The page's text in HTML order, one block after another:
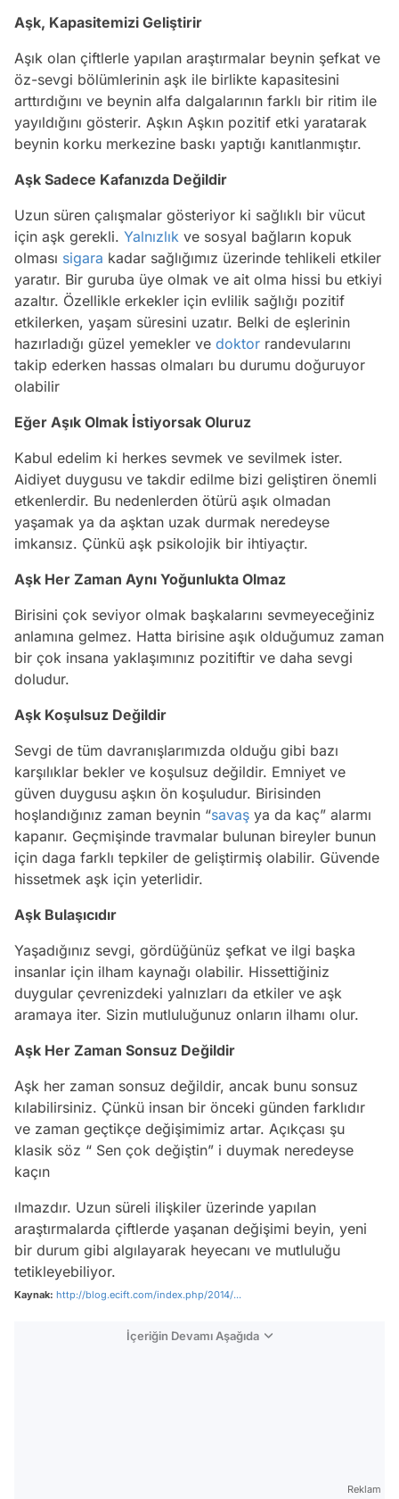
Aşk, Kapasitemizi Geliştirir
Aşık olan çiftlerle yapılan araştırmalar beynin şefkat ve
öz-sevgi bölümlerinin aşk ile birlikte kapasitesini
arttırdığını ve beynin alfa dalgalarının farklı bir ritim ile
yayıldığını gösterir. Aşkın Aşkın pozitif etki yaratarak
beynin korku merkezine baskı yaptığı kanıtlanmıştır.
Aşk Sadece Kafanızda Değildir
Uzun süren çalışmalar gösteriyor ki sağlıklı bir vücut
için aşk gerekli. Yalnızlık ve sosyal bağların kopuk
olması sigara kadar sağlığımız üzerinde tehlikeli etkiler
yaratır. Bir guruba üye olmak ve ait olma hissi bu etkiyi
azaltır. Özellikle erkekler için evlilik sağlığı pozitif
etkilerken, yaşam süresini uzatır. Belki de eşlerinin
hazırladığı güzel yemekler ve doktor randevularını
takip ederken hassas olmaları bu durumu doğuruyor
olabilir
Eğer Aşık Olmak İstiyorsak Oluruz
Kabul edelim ki herkes sevmek ve sevilmek ister.
Aidiyet duygusu ve takdir edilme bizi geliştiren önemli
etkenlerdir. Bu nedenlerden ötürü aşık olmadan
yaşamak ya da aşktan uzak durmak neredeyse
imkansız. Çünkü aşk psikolojik bir ihtiyaçtır.
Aşk Her Zaman Aynı Yoğunlukta Olmaz
Birisini çok seviyor olmak başkalarını sevmeyeceğiniz
anlamına gelmez. Hatta birisine aşık olduğumuz zaman
bir çok insana yaklaşımınız pozitiftir ve daha sevgi
doludur.
Aşk Koşulsuz Değildir
Sevgi de tüm davranışlarımızda olduğu gibi bazı
karşılıklar bekler ve koşulsuz değildir. Emniyet ve
güven duygusu aşkın ön koşuludur. Birisinden
hoşlandığınız zaman beynin “savaş ya da kaç” alarmı
kapanır. Geçmişinde travmalar bulunan bireyler bunun
için daga farklı tepkiler de geliştirmiş olabilir. Güvende
hissetmek aşk için yeterlidir.
Aşk Bulaşıcıdır
Yaşadığınız sevgi, gördüğünüz şefkat ve ilgi başka
insanlar için ilham kaynağı olabilir. Hissettiğiniz
duygular çevrenizdeki yalnızları da etkiler ve aşk
aramaya iter. Sizin mutluluğunuz onların ilhamı olur.
Aşk Her Zaman Sonsuz Değildir
Aşk her zaman sonsuz değildir, ancak bunu sonsuz
kılabilirsiniz. Çünkü insan bir önceki günden farklıdır
ve zaman geçtikçe değişimimiz artar. Açıkçası şu
klasik söz “ Sen çok değiştin” i duymak neredeyse
kaçın
ılmazdır. Uzun süreli ilişkiler üzerinde yapılan
araştırmalarda çiftlerde yaşanan değişimi beyin, yeni
bir durum gibi algılayarak heyecanı ve mutluluğu
tetikleyebiliyor.
Kaynak: http://blog.ecift.com/index.php/2014/...
İçeriğin Devamı Aşağıda
Reklam